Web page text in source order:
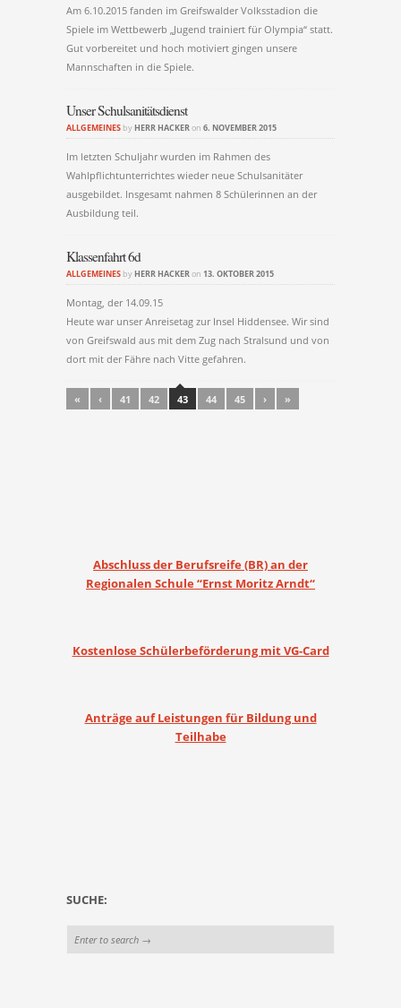
Am 6.10.2015 fanden im Greifswalder Volksstadion die
Spiele im Wettbewerb „Jugend trainiert für Olympia“ statt.
Gut vorbereitet und hoch motiviert gingen unsere
Mannschaften in die Spiele.
Unser Schulsanitätsdienst
ALLGEMEINES byHERR HACKERon 6. NOVEMBER 2015
Im letzten Schuljahr wurden im Rahmen des
Wahlpflichtunterrichtes wieder neue Schulsanitäter
ausgebildet. Insgesamt nahmen 8 Schülerinnen an der
Ausbildung teil.
Klassenfahrt 6d
ALLGEMEINES byHERR HACKERon 13. OKTOBER 2015
Montag, der 14.09.15
Heute war unser Anreisetag zur Insel Hiddensee. Wir sind
von Greifswald aus mit dem Zug nach Stralsund und von
dort mit der Fähre nach Vitte gefahren.
Post navigation
« ‹ 41 42 43 44 45 › »
Abschluss der Berufsreife (BR) an der
Regionalen Schule “Ernst Moritz Arndt“
Kostenlose Schülerbeförderung mit VG-Card
Anträge auf Leistungen für Bildung und
Teilhabe
SUCHE: